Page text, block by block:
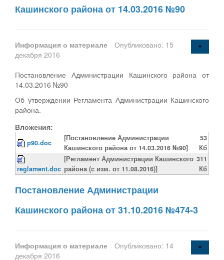
Кашинского района от 14.03.2016 №90
Информация о материале
Опубликовано: 15
декабря 2016
Постановление Администрации Кашинского района от
14.03.2016 №90
Об утверждении Регламента Администрации Кашинского
района.
Вложения:
p90.doc
[Постановление Администрации
Кашинского района от 14.03.2016 №90]
53
Кб
reglament.doc
[Регламент Администрации Кашинского
района (с изм. от 11.08.2016)]
311
Кб
Постановление Администрации
Кашинского района от 31.10.2016 №474-3
Информация о материале
Опубликовано: 14
декабря 2016